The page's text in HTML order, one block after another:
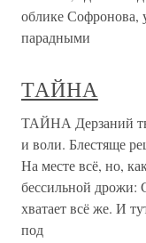
облике Софронова,
парадными
ТАЙНА
ТАЙНА Дерзаний
и воли. Блестяще
На месте всё, но,
бессильной дрожи:
хватает всё же. И
под